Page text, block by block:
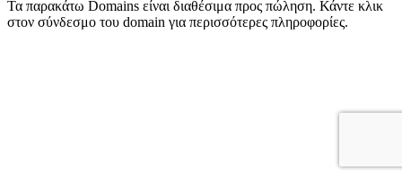
Τα παρακάτω Domains είναι διαθέσιμα προς πώληση. Κάντε κλικ
στον σύνδεσμο του domain για περισσότερες πληροφορίες.